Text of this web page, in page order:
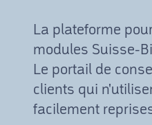
La plateforme
modules Suisse-
Le portail de
clients qui
facilement